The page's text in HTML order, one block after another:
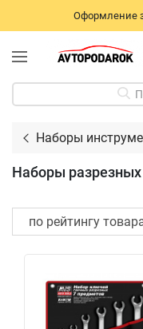
Оформление
Наборы
Наборы